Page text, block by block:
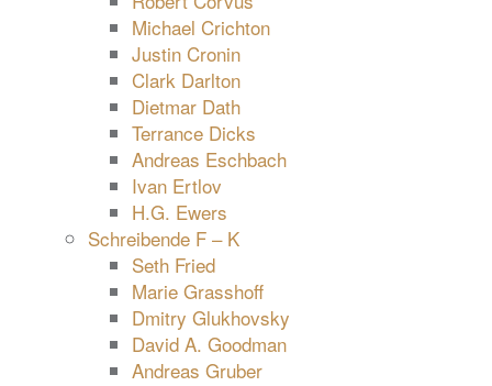
Michael Crichton
Justin Cronin
Clark Darlton
Dietmar Dath
Terrance Dicks
Andreas Eschbach
Ivan Ertlov
H.G. Ewers
Schreibende F – K
Seth Fried
Marie Grasshoff
Dmitry Glukhovsky
David A. Goodman
Andreas Gruber